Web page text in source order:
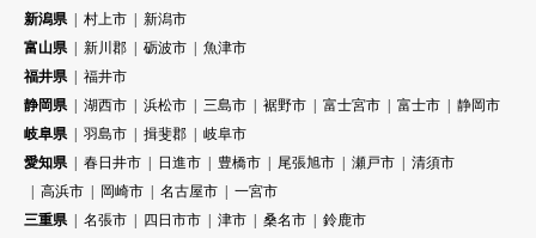
新潟県
村上市
新潟市
富山県
新川郡 砺波市
魚津市
福井県
福井市
静岡県
湖西市 浜松市 三島市 裾野市 富士宮市 富士市
静岡市
岐阜県
羽島市 揖斐郡
岐阜市
愛知県
春日井市 日進市 豊橋市 尾張旭市 瀬戸市
清須市
高浜市
岡崎市 名古屋市
一宮市
三重県
名張市 四日市市 津市 桑名市
鈴鹿市